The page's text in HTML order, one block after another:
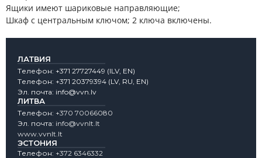
Ящики имеют шариковые направляющие;
Шкаф с центральным ключом; 2 ключа включены.
ЛАТВИЯ
Tелефон: +371 27727449 (lLV, EN)
Tелефон: +371 20379394 (LV, RU, EN)
Эл. почта: info@vvn.lv
ЛИТВА
Tелефон: +370 70066080
Эл. почта: info@vvnlt.lt
www.vvnlt.lt
ЭСТОНИЯ
Tелефон: +372 6346332